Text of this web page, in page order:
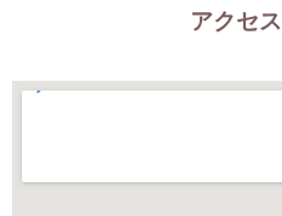
アクセ